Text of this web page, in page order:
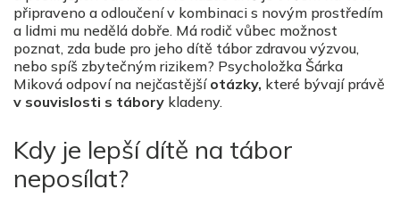
připraveno a odloučení v kombinaci s novým prostředím
a lidmi mu nedělá dobře. Má rodič vůbec možnost
poznat, zda bude pro jeho dítě tábor zdravou výzvou,
nebo spíš zbytečným rizikem? Psycholožka Šárka
Miková odpoví na nejčastější otázky, které bývají právě
v souvislosti s tábory kladeny.
Kdy je lepší dítě na tábor
neposílat?